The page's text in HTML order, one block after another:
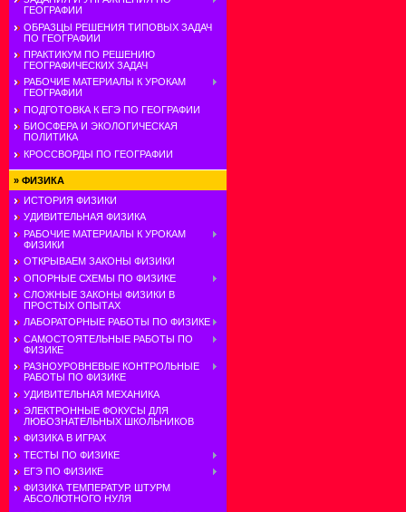
ГЕОГРАФИИ
ОБРАЗЦЫ РЕШЕНИЯ ТИПОВЫХ ЗАДАЧ
ПО ГЕОГРАФИИ
ПРАКТИКУМ ПО РЕШЕНИЮ
ГЕОГРАФИЧЕСКИХ ЗАДАЧ
РАБОЧИЕ МАТЕРИАЛЫ К УРОКАМ
ГЕОГРАФИИ
ПОДГОТОВКА К ЕГЭ ПО ГЕОГРАФИИ
БИОСФЕРА И ЭКОЛОГИЧЕСКАЯ
ПОЛИТИКА
КРОССВОРДЫ ПО ГЕОГРАФИИ
» ФИЗИКА
ИСТОРИЯ ФИЗИКИ
УДИВИТЕЛЬНАЯ ФИЗИКА
РАБОЧИЕ МАТЕРИАЛЫ К УРОКАМ
ФИЗИКИ
ОТКРЫВАЕМ ЗАКОНЫ ФИЗИКИ
ОПОРНЫЕ СХЕМЫ ПО ФИЗИКЕ
СЛОЖНЫЕ ЗАКОНЫ ФИЗИКИ В
ПРОСТЫХ ОПЫТАХ
ЛАБОРАТОРНЫЕ РАБОТЫ ПО ФИЗИКЕ
САМОСТОЯТЕЛЬНЫЕ РАБОТЫ ПО
ФИЗИКЕ
РАЗНОУРОВНЕВЫЕ КОНТРОЛЬНЫЕ
РАБОТЫ ПО ФИЗИКЕ
УДИВИТЕЛЬНАЯ МЕХАНИКА
ЭЛЕКТРОННЫЕ ФОКУСЫ ДЛЯ
ЛЮБОЗНАТЕЛЬНЫХ ШКОЛЬНИКОВ
ФИЗИКА В ИГРАХ
ТЕСТЫ ПО ФИЗИКЕ
ЕГЭ ПО ФИЗИКЕ
ФИЗИКА ТЕМПЕРАТУР. ШТУРМ
АБСОЛЮТНОГО НУЛЯ